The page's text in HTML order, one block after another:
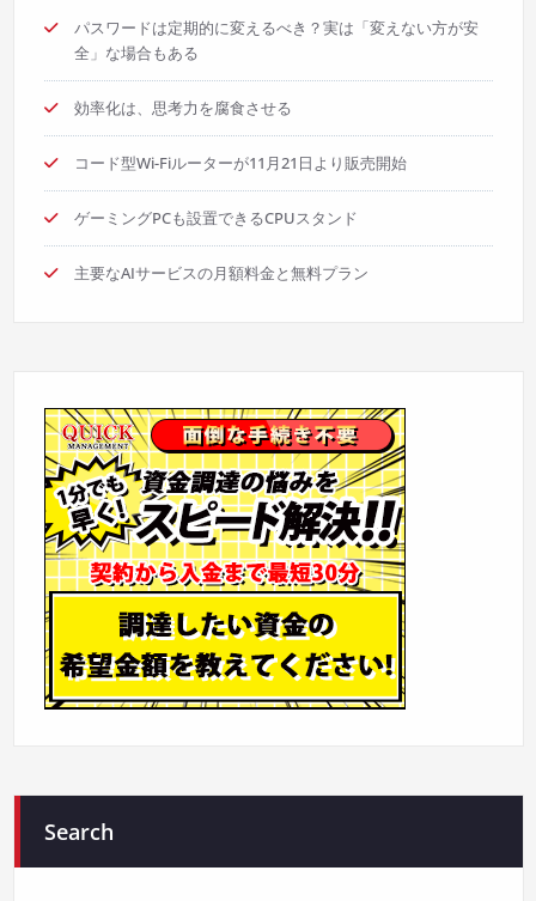
ョ
ン
パスワードは定期的に変えるべき？実は「変えない方が安
全」な場合もある
効率化は、思考力を腐食させる
コード型Wi-Fiルーターが11月21日より販売開始
ゲーミングPCも設置できるCPUスタンド
主要なAIサービスの月額料金と無料プラン
Search